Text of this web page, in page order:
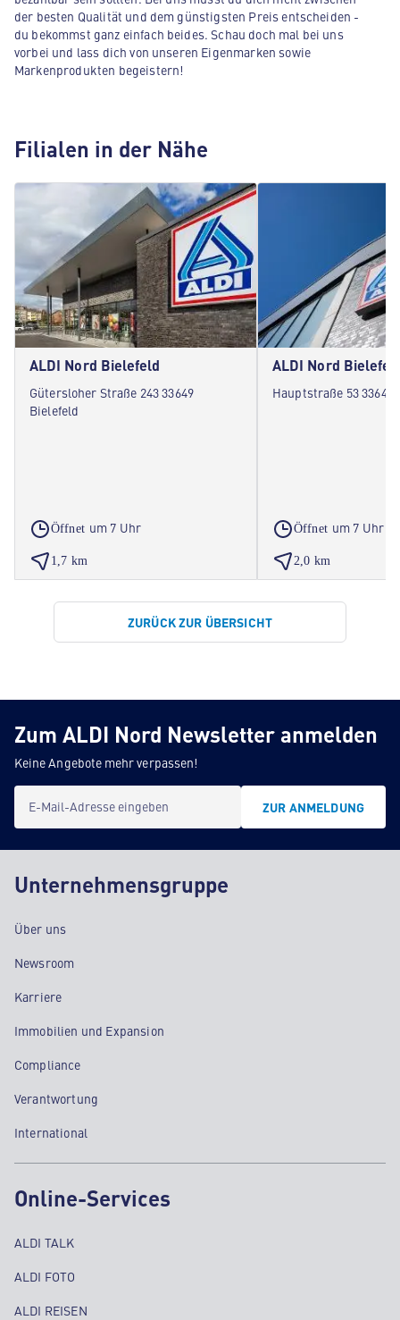
der besten Qualität und dem günstigsten Preis entscheiden -
du bekommst ganz einfach beides. Schau doch mal bei uns
vorbei und lass dich von unseren Eigenmarken sowie
Markenprodukten begeistern!
Filialen in der Nähe
ALDI Nord Bielefeld
Gütersloher Straße 243 33649
Bielefeld
Öffnet um 7 Uhr
1,7 km
ALDI Nord
Hauptstraße 53 33647
Öffnet um 7 Uhr
2,0 km
ZURÜCK ZUR ÜBERSICHT
Zum ALDI Nord Newsletter anmelden
Keine Angebote mehr verpassen!
E-Mail-Adresse eingeben ZUR ANMELDUNG
Unternehmensgruppe
Über uns
Newsroom
Karriere
Immobilien und Expansion
Compliance
Verantwortung
International
Online-Services
ALDI TALK
ALDI FOTO
ALDI REISEN